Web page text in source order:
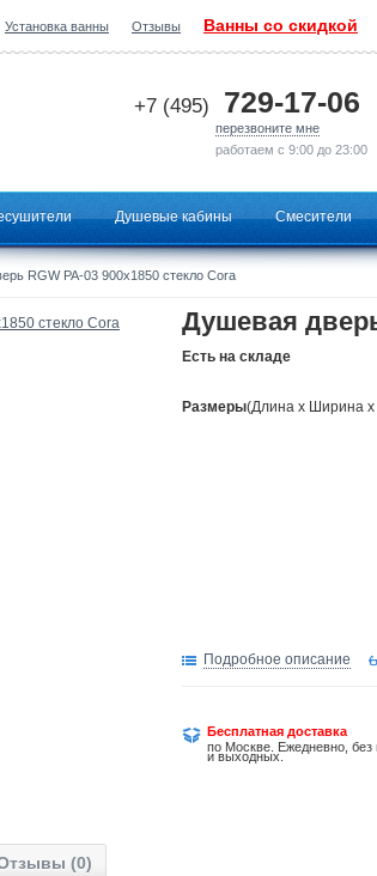
Установка ванны Отзывы Ванны со скидкой
+7 (495) 729-17-06
перезвоните мне
работаем с 9:00 до 23:00
Душевые кабины Смесители
RGW PA-03 900x1850 стекло Cora
Душевая
Есть на складе
Размеры(Длина х Ширина х
Подробное описание
Бесплатная доставка
по Москве. Ежедневно, без
и выходных.
(0)